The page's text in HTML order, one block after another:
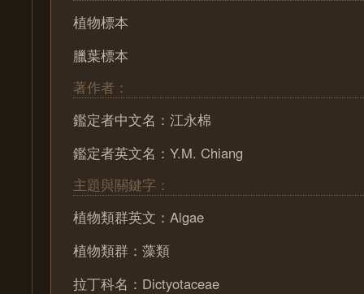
植物標本
臘葉標本
著作者：
鑑定者中文名：江永棉
鑑定者英文名：Y.M. Chiang
主題與關鍵字：
植物類群英文：Algae
植物類群：藻類
拉丁科名：Dictyotaceae